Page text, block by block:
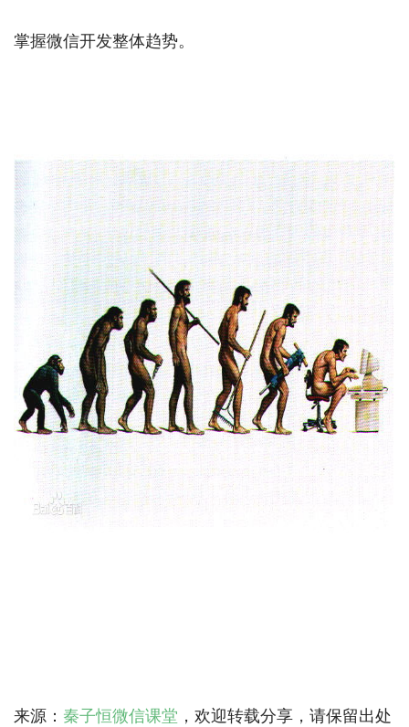
掌握微信开发整体趋势。
来源： 秦子恒微信课堂 ，欢迎转载分享，请保留出处